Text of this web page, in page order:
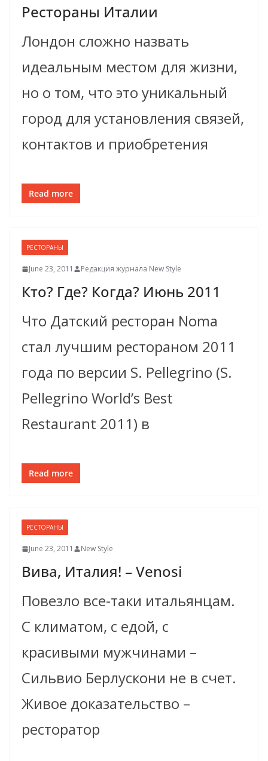
Рестораны Италии
Лондон сложно назвать
идеальным местом для жизни,
но о том, что это уникальный
город для установления связей,
контактов и приобретения
Read more
РЕСТОРАНЫ
June 23, 2011 Редакция журнала New Style
Ктo? Где? Когда? Июнь 2011
Что Датский ресторан Noma
стал лучшим рестораном 2011
года по версии S. Pellegrino (S.
Pellegrino World’s Best
Restaurant 2011) в
Read more
РЕСТОРАНЫ
June 23, 2011 New Style
Вива, Италия! – Venosi
Повезло все-таки итальянцам.
С климатом, с едой, с
красивыми мужчинами –
Сильвио Берлускони не в счет.
Живое доказательство –
ресторатор